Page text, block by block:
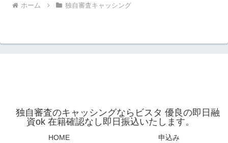
ホーム 独自審査キャッシング
独自審査のキャッシングならビスタ 優良の即日融
資ok 在籍確認なし即日振込いたします。
HOME 申込み